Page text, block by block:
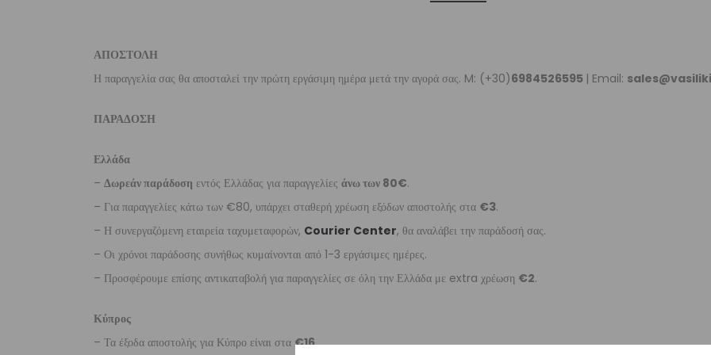
ΑΠΟΣΤΟΛΗ
Η παραγγελία σας θα αποσταλεί την πρώτη εργάσιμη ημέρα μετά την αγορά σας. M: (+30)6984526595 | Email:
ΠΑΡΑΔΟΣΗ
Ελλάδα
– Δωρεάν παράδοση εντός Ελλάδας για παραγγελίες άνω των 80€.
– Για παραγγελίες κάτω των €80, υπάρχει σταθερή χρέωση εξόδων αποστολής στα €3.
– Η συνεργαζόμενη εταιρεία ταχυμεταφορών, Courier Center, θα αναλάβει την παράδοσή σας.
– Οι χρόνοι παράδοσης συνήθως κυμαίνονται από 1-3 εργάσιμες ημέρες.
– Προσφέρουμε επίσης αντικαταβολή για παραγγελίες σε όλη την Ελλάδα με extra χρέωση €2.
Κύπρος
– Τα έξοδα αποστολής για Κύπρο είναι στα €16.